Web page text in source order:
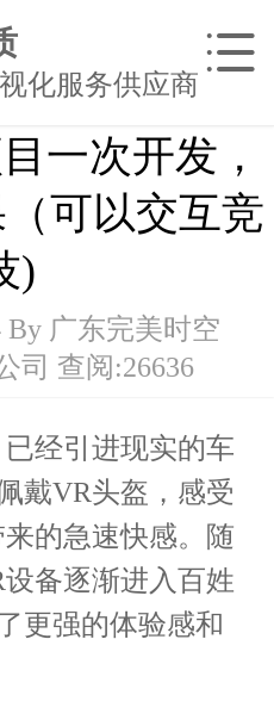
化服务供应商
一次开发，
可以交互竞
)
By 广东完美时空
司 查阅:26636
经引进现实的车
戴VR头盔，感受
的急速快感。随
备逐渐进入百姓
更强的体验感和